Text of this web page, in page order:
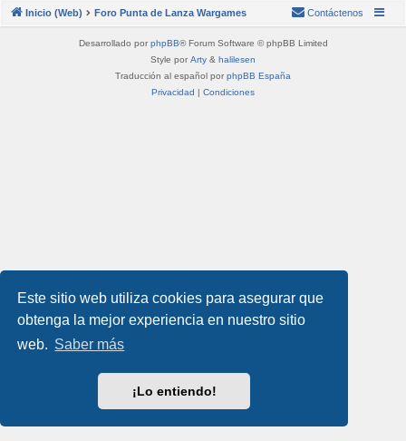
Este sitio web utiliza cookies para asegurar que
obtenga la mejor experiencia en nuestro sitio
web. Saber más
¡Lo entiendo!
Inicio (Web) Foro Punta de Lanza Wargames Contáctenos
Desarrollado por phpBB® Forum Software © phpBB Limited
Style por Arty & halilesen
Traducción al español por phpBB España
Privacidad
Condiciones